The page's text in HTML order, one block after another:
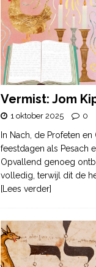
Vermist: Jom
1 oktober 2025 0
In Nach, de Profeten
feestdagen als Pesach
Opvallend genoeg
volledig, terwijl dit de
[Lees verder]